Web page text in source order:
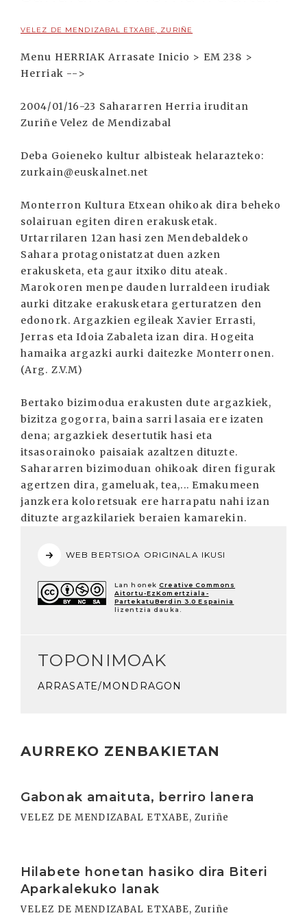
VELEZ DE MENDIZABAL ETXABE, ZURIÑE
Menu HERRIAK Arrasate Inicio > EM 238 >
Herriak -->
2004/01/16-23 Sahararren Herria iruditan
Zuriñe Velez de Mendizabal
Deba Goieneko kultur albisteak helarazteko:
zurkain@euskalnet.net
Monterron Kultura Etxean ohikoak dira beheko
solairuan egiten diren erakusketak.
Urtarrilaren 12an hasi zen Mendebaldeko
Sahara protagonistatzat duen azken
erakusketa, eta gaur itxiko ditu ateak.
Marokoren menpe dauden lurraldeen irudiak
aurki ditzake erakusketara gerturatzen den
edonork. Argazkien egileak Xavier Errasti,
Jerras eta Idoia Zabaleta izan dira. Hogeita
hamaika argazki aurki daitezke Monterronen.
(Arg. Z.V.M)
Bertako bizimodua erakusten dute argazkiek,
bizitza gogorra, baina sarri lasaia ere izaten
dena; argazkiek desertutik hasi eta
itsasorainoko paisaiak azaltzen dituzte.
Sahararren bizimoduan ohikoak diren figurak
agertzen dira, gameluak, tea,... Emakumeen
janzkera koloretsuak ere harrapatu nahi izan
dituzte argazkilariek beraien kamarekin.
WEB BERTSIOA ORIGINALA IKUSI
Lan honek Creative Commons
Aitortu-EzKomertziala-
PartekatuBerdin 3.0 Espainia
lizentzia dauka.
TOPONIMOAK
ARRASATE/MONDRAGON
AURREKO ZENBAKIETAN
Gabonak amaituta, berriro lanera
VELEZ DE MENDIZABAL ETXABE, Zuriñe
Hilabete honetan hasiko dira Biteri
Aparkalekuko lanak
VELEZ DE MENDIZABAL ETXABE, Zuriñe